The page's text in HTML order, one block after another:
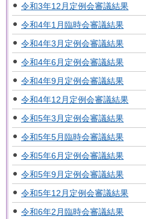
令和3年12月定例会審議結果
令和4年1月臨時会審議結果
令和4年3月定例会審議結果
令和4年6月定例会審議結果
令和4年9月定例会審議結果
令和4年12月定例会審議結果
令和5年3月定例会審議結果
令和5年5月臨時会審議結果
令和5年6月定例会審議結果
令和5年9月定例会審議結果
令和5年12月定例会審議結果
令和6年2月臨時会審議結果